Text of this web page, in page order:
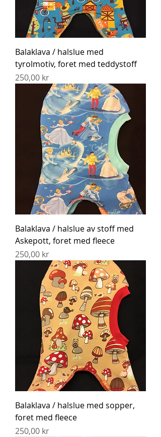
Balaklava / halslue med
tyrolmotiv, foret med teddystoff
Pris
250,00 kr
Balaklava / halslue av stoff med
Askepott, foret med fleece
Pris
250,00 kr
Balaklava / halslue med sopper,
foret med fleece
Pris
250,00 kr